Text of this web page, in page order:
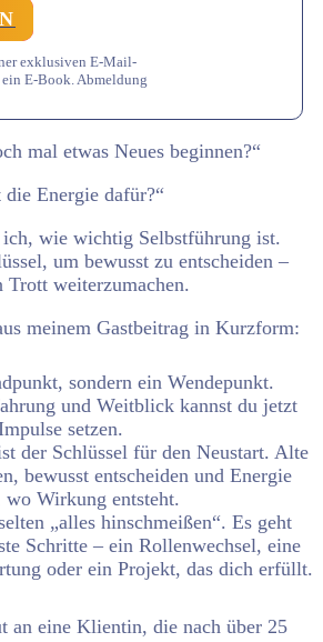
exklusiven E-Mail-
E-Book. Abmeldung
mal etwas Neues beginnen?“
die Energie dafür?“
ich, wie wichtig Selbstführung ist.
um bewusst zu entscheiden –
weiterzumachen.
meinem Gastbeitrag in Kurzform:
sondern ein Wendepunkt.
und Weitblick kannst du jetzt
setzen.
der Schlüssel für den Neustart. Alte
bewusst entscheiden und Energie
Wirkung entsteht.
„alles hinschmeißen“. Es geht
Schritte – ein Rollenwechsel, eine
oder ein Projekt, das dich erfüllt.
an eine Klientin, die nach über 25